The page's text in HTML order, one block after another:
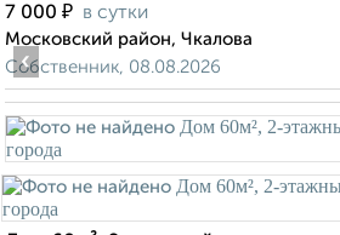
7 000 ₽ в сутки
Московский район, Чкалова
Собственник, 08.08.2026
‹